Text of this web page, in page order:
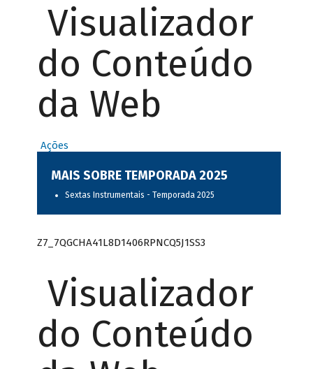
Visualizador
do Conteúdo
da Web
Ações
MAIS SOBRE TEMPORADA 2025
Sextas Instrumentais - Temporada 2025
Z7_7QGCHA41L8D1406RPNCQ5J1SS3
Visualizador
do Conteúdo